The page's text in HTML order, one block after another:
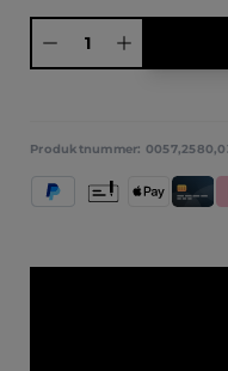
Produkt Anzahl: Gib den
Produktnummer:
PayPal Apple Pay
Kredit-
Vorkasse